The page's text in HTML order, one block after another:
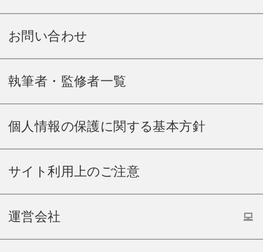
お問い合わせ
執筆者・監修者一覧
個人情報の保護に関する基本方針
サイト利用上のご注意
運営会社